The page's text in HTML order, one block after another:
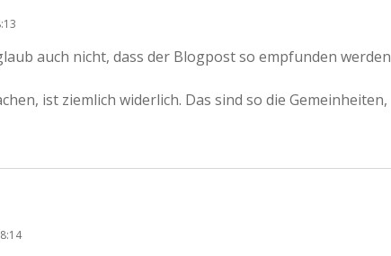
auch nicht, dass der Blogpost so empfunden werden
ist ziemlich widerlich. Das sind so die Gemeinheiten,